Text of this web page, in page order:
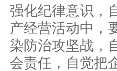
强化纪律意识，
产经营活动中，
染防治攻坚战，
会责任，自觉把